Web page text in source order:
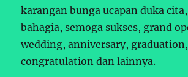
karangan bunga ucapan duka
bahagia, semoga sukses, grand
wedding, anniversary, graduation,
congratulation dan lainnya.